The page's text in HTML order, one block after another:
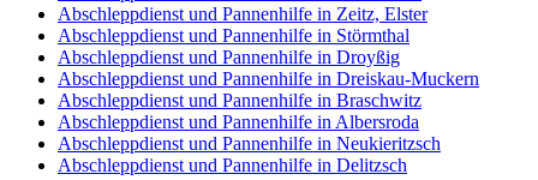
Abschleppdienst und Pannenhilfe in Zeitz, Elster
Abschleppdienst und Pannenhilfe in Störmthal
Abschleppdienst und Pannenhilfe in Droyßig
Abschleppdienst und Pannenhilfe in Dreiskau-Muckern
Abschleppdienst und Pannenhilfe in Braschwitz
Abschleppdienst und Pannenhilfe in Albersroda
Abschleppdienst und Pannenhilfe in Neukieritzsch
Abschleppdienst und Pannenhilfe in Delitzsch